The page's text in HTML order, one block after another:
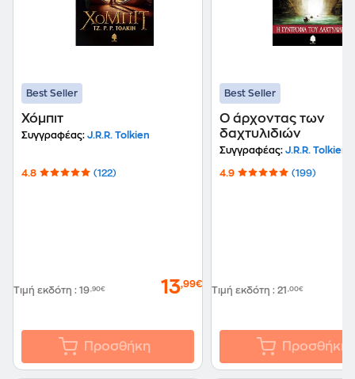
Best Seller
Χόμπιτ
Συγγραφέας: J.R.R. Tolkien
4.8 (122)
Τιμή εκδότη : 19,90€ 13,99€
Προσθήκη
Best Seller
Ο άρχοντας των
δαχτυλιδιών
Συγγραφέας: J.R.R. Tolkien
4.9 (199)
Τιμή εκδότη : 21,00€
Προσθήκη